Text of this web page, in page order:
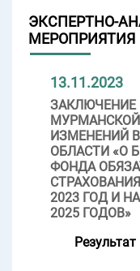
ЭКСПЕРТНО-
МЕРОПРИЯТИЯ
13.11.2023
ЗАКЛЮЧЕНИЕ
МУРМАНСКОЙ
ИЗМЕНЕНИЙ
ОБЛАСТИ «О
ФОНДА
2023 ГОД И
2025 ГОДОВ»